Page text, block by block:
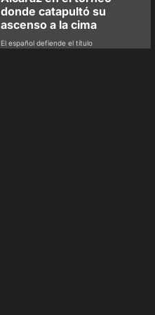
donde catapultó su
ascenso a la cima
El español defiende el título